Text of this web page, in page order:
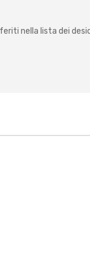
nella lista dei